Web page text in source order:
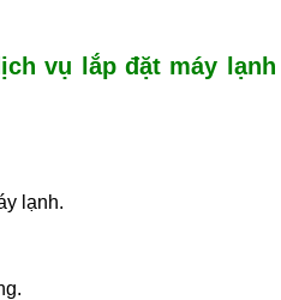
vụ lắp đặt máy lạnh
lạnh.